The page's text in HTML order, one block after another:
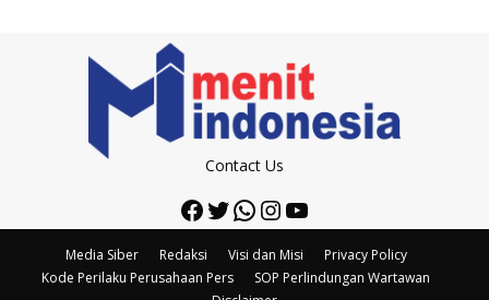
Contact Us
Facebook
Twitter
WhatsApp
Instagram
YouTube
Media Siber Redaksi Visi dan Misi
Privacy Policy
Kode Perilaku Perusahaan Pers
SOP Perlindungan Wartawan